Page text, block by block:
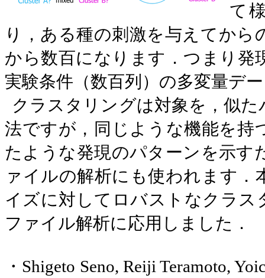
て
り，ある種の刺激を与えてか
から数百になります．つまり発
実験条件（数百列）の多変量デ
クラスタリングは対象を，似
法ですが，同じような機能を持
たような発現のパターンを示す
ァイルの解析にも使われます
イズに対してロバストなクラス
ファイル解析に応用しました．
・ Shigeto Seno, ReijiTeramoto,